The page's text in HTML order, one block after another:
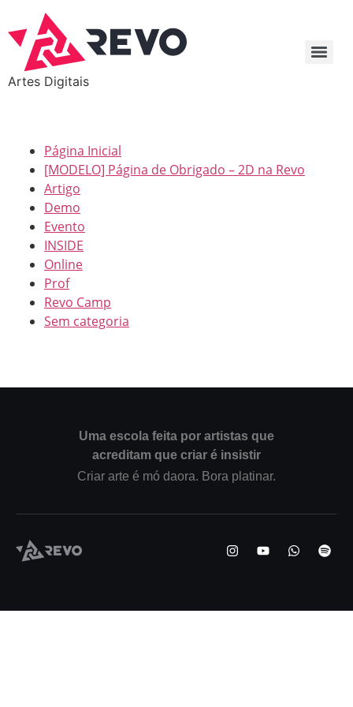
Artes Digitais
Página Inicial
[MODELO] Página de Obrigado – 2D na Revo
Artigo
Demo
Evento
INSIDE
Online
Prof
Revo Camp
Sem categoria
Uma escola feita por artistas que
acreditam que criar é insistir
Criar arte é mó daora. Bora platinar.